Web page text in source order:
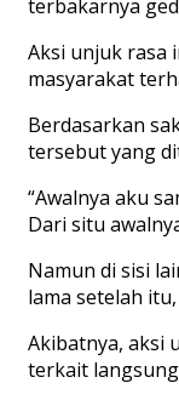
terbakarnya
Aksi unjuk rasa
masyarakat
Berdasarkan
tersebut yang
“Awalnya aku
Dari situ
Namun di sisi
lama setelah
Akibatnya, aksi
terkait